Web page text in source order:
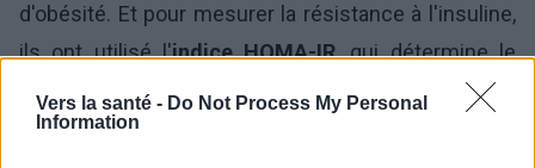
Vers la santé - Do Not Process My Personal
Information
d'obésité. Et pour mesurer la résistance à l'insuline,
ils ont utilisé l'indice HOMA-IR, qui détermine le
rapport entre les niveaux de glucose et d'insuline.